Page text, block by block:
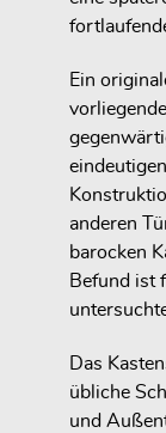
Ein
anderen
barocken
Befund ist
Das
übliche
und